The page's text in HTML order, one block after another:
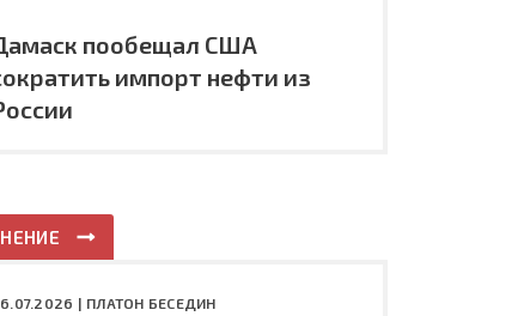
пообещал США
импорт нефти из
| ПЛАТОН БЕСЕДИН